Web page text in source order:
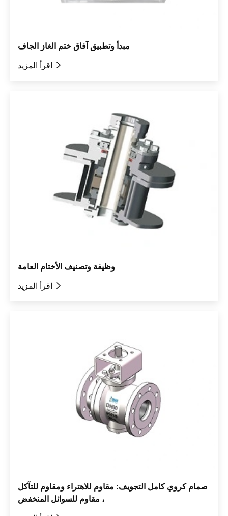
مبدأ وتطبيق آفاق ختم الغاز الجاف

وظيفة وتصنيف الأختام العامة

صمام كروي كامل التجويف: مقاوم للاهتراء ومقاوم للتآكل
، مقاوم للسوائل المنخفض